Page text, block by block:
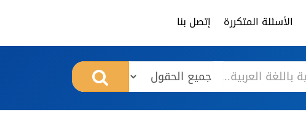
الأسئلة المتكررة إتصل بنا